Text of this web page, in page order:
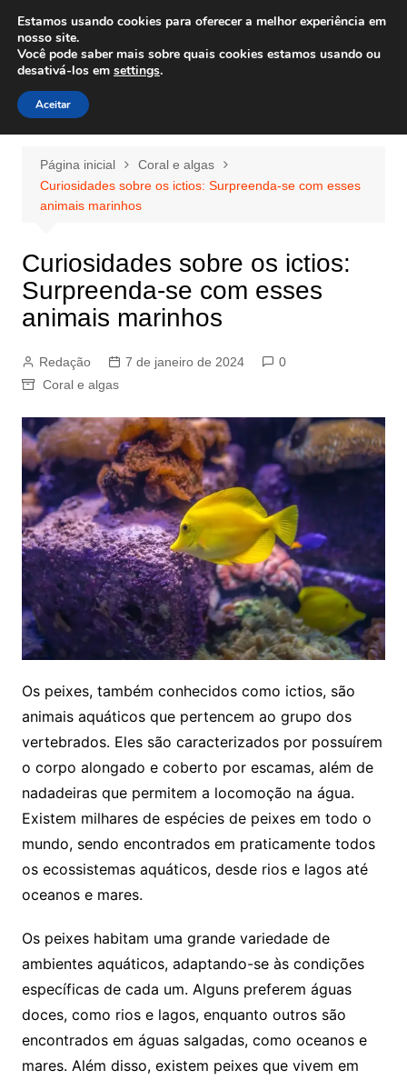
para
conteúdo
Wiley Wales
corais algas e vida marinha
Página inicial
Coral e algas
Curiosidades sobre os ictios: Surpreenda-se com esses
animais marinhos
Curiosidades sobre os ictios:
Surpreenda-se com esses
animais marinhos
Redação 7 de janeiro de 2024
0
Coral e algas
Os peixes, também conhecidos como ictios, são
animais aquáticos que pertencem ao grupo dos
vertebrados. Eles são caracterizados por possuírem
o corpo alongado e coberto por escamas, além de
nadadeiras que permitem a locomoção na água.
Existem milhares de espécies de peixes em todo o
mundo, sendo encontrados em praticamente todos
os ecossistemas aquáticos, desde rios e lagos até
oceanos e mares.
Os peixes habitam uma grande variedade de
ambientes aquáticos, adaptando-se às condições
específicas de cada um. Alguns preferem águas
doces, como rios e lagos, enquanto outros são
encontrados em águas salgadas, como oceanos e
mares. Além disso, existem peixes que vivem em
Estamos usando cookies para oferecer a melhor experiência em
nosso site.
Você pode saber mais sobre quais cookies estamos usando ou
desativá-los em settings.
Aceitar